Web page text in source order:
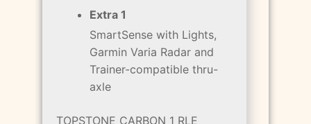
Extra 1
SmartSense with Lights,
Garmin Varia Radar and
Trainer-compatible thru-
axle
TOPSTONE CARBON 1 RLE